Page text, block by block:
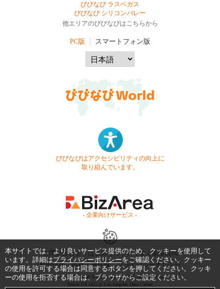
びびなび ラスベガス
びびなび シリコンバレー
他エリアのびびなびはこちらから
PC版 スマートフォン版
びびなびはアクセシビリティの向上に
取り組んでいます。
- 企業向けサービス -
お問い合わせ はじめてガイド
よくある質問
利用規約
商標・著作権 プライバシーポリシー
Copyright © 1999-2026 Vivid Navigation, Inc. All Rights Reserved.
Server US (42) @ Los Angeles Data Center
本サイトでは、より良いサービス提供のため、クッキーを使用して
います。詳細はプライバシーポリシーをご確認ください。クッキー
の使用を許可する場合は同意するボタンを押してください。クッキ
ーの使用を拒否する場合は、ブラウザからご設定ください。